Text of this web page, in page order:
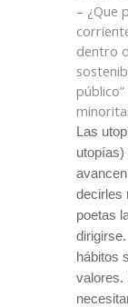
– ¿Que
dentro
Las
utopías)
decirles
poetas
hábitos
valores.